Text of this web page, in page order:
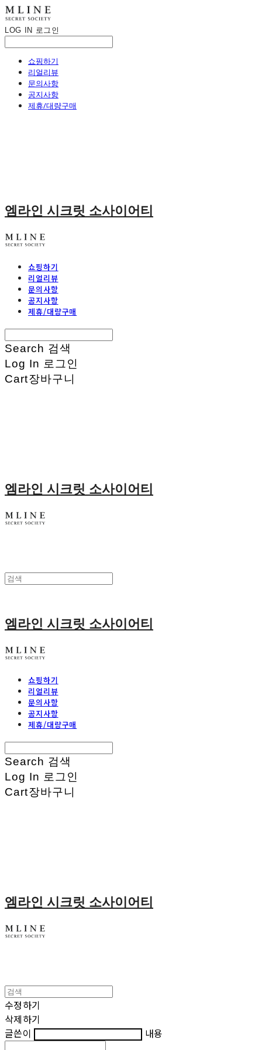
LOG IN 로그인
쇼핑하기
리얼리뷰
문의사항
공지사항
제휴/대량구매
엠라인 시크릿 소사이어티
쇼핑하기
리얼리뷰
문의사항
공지사항
제휴/대량구매
Search 검색
Log In 로그인
Cart장바구니
엠라인 시크릿 소사이어티
엠라인 시크릿 소사이어티
쇼핑하기
리얼리뷰
문의사항
공지사항
제휴/대량구매
Search 검색
Log In 로그인
Cart장바구니
엠라인 시크릿 소사이어티
수정하기
삭제하기
글쓴이
내용